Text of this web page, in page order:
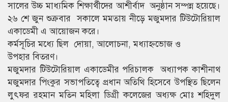
সালের উচ্চ মাধ্যমিক শিক্ষার্থীদের আশীর্বাদ অনুষ্ঠান সম্পন্ন হয়েছে।
২৬ শে জুন শুক্রবার সকালে মমতায় নীড়ে মজুমদার টিউটোরিয়াল
একাডেমী এ আয়োজন করে।
কর্মসূচির মধ্যে ছিল দোয়া, আলোচনা, মধ্যাহ্নভোজ ও
উপহার বিতরণ।
মজুমদার টিউটোরিয়াল একাডেমীর পরিচালক অধ্যাপক কাশীনাথ
মজুমদার পিংকুর সভাপতিত্বে প্রধান অতিথি হিসেবে উপস্থিত ছিলেন
লুৎফর রহমান মতিন মহিলা ডিগ্রী কলেজের অধ্যক্ষ মোঃ শহিদুল